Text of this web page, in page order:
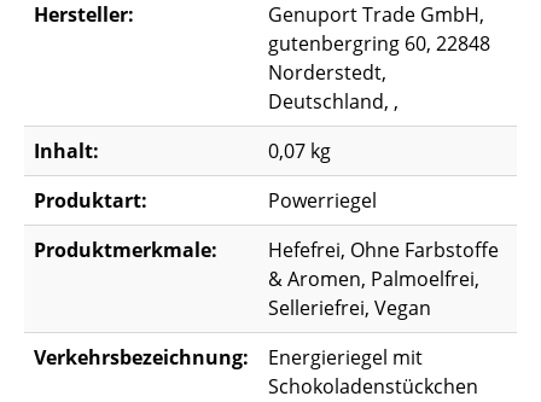
Hersteller:
Genuport Trade GmbH,
gutenbergring 60, 22848
Norderstedt,
Deutschland, ,
Inhalt:
0,07 kg
Produktart:
Powerriegel
Produktmerkmale:
Hefefrei, Ohne Farbstoffe
& Aromen, Palmoelfrei,
Selleriefrei, Vegan
Verkehrsbezeichnung:
Energieriegel mit
Schokoladenstückchen